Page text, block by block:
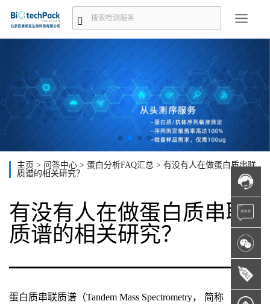
主页 > 问答中心 > 蛋白分析FAQ汇总 > 有没有人在做蛋白质串联
质谱的相关研究？
有没有人在做蛋白质串联
质谱的相关研究？
蛋白质串联质谱（Tandem Mass Spectrometry， 简称